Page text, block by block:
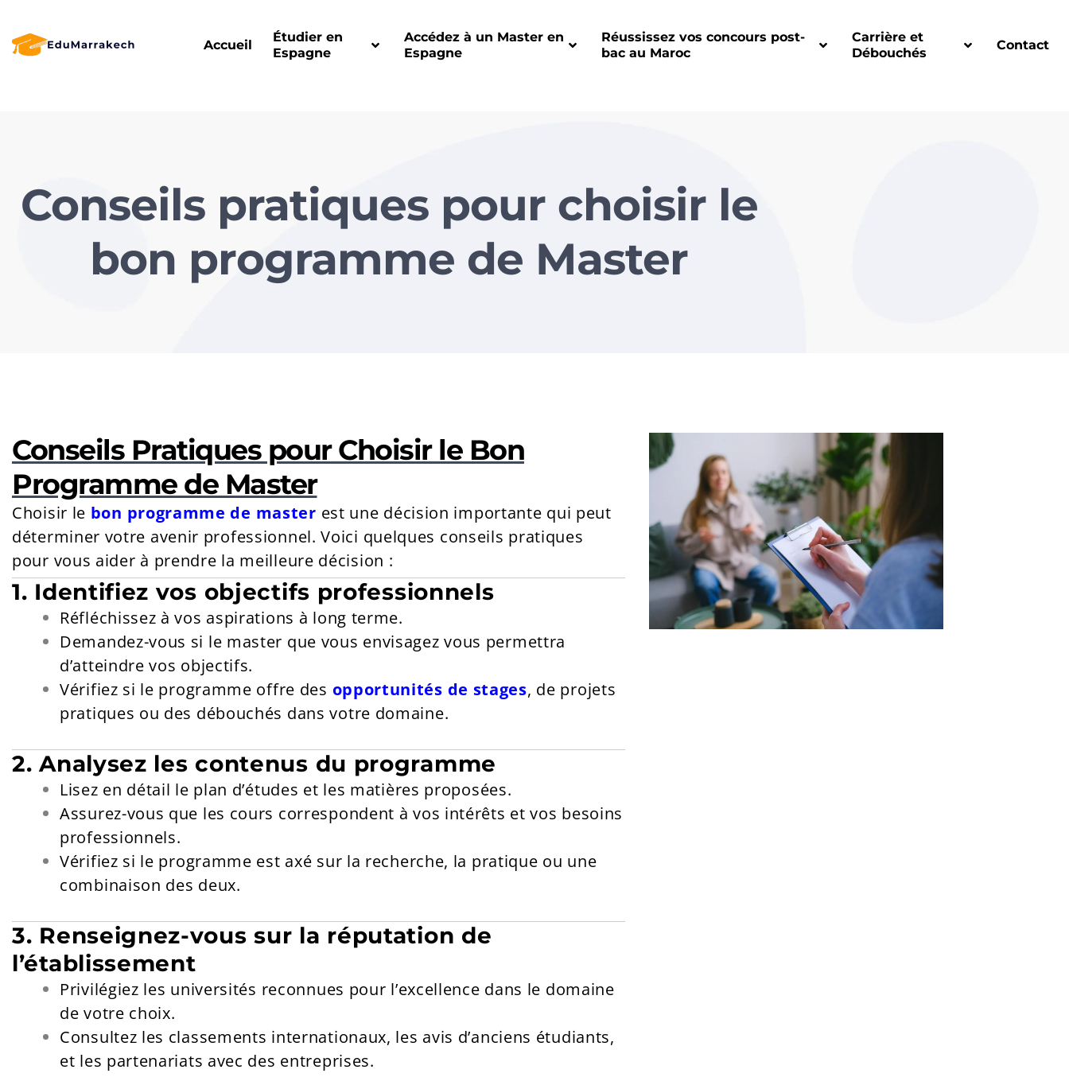
Accueil
Étudier en
Espagne
Accédez à un Master en
Espagne
Réussissez vos concours post-
bac au Maroc
Carrière et
Débouchés
Contact
Conseils pratiques pour choisir le
bon programme de Master
Conseils Pratiques pour Choisir le Bon
Programme de Master
Choisir le bon programme de master est une décision importante qui peut
déterminer votre avenir professionnel. Voici quelques conseils pratiques
pour vous aider à prendre la meilleure décision :
1. Identifiez vos objectifs professionnels
Réfléchissez à vos aspirations à long terme.
Demandez-vous si le master que vous envisagez vous permettra
d’atteindre vos objectifs.
Vérifiez si le programme offre des opportunités de stages, de projets
pratiques ou des débouchés dans votre domaine.
2. Analysez les contenus du programme
Lisez en détail le plan d’études et les matières proposées.
Assurez-vous que les cours correspondent à vos intérêts et vos besoins
professionnels.
Vérifiez si le programme est axé sur la recherche, la pratique ou une
combinaison des deux.
3. Renseignez-vous sur la réputation de
l’établissement
Privilégiez les universités reconnues pour l’excellence dans le domaine
de votre choix.
Consultez les classements internationaux, les avis d’anciens étudiants,
et les partenariats avec des entreprises.